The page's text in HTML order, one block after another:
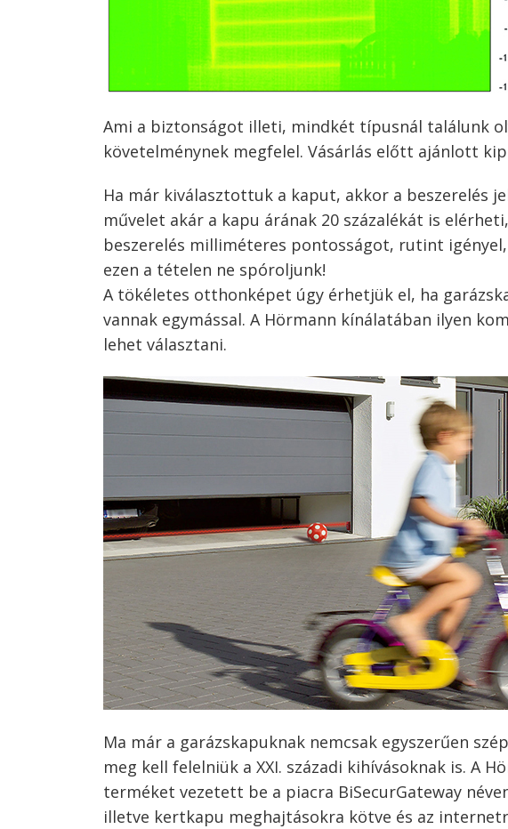
Ami a biztonságot illeti, mindkét típusnál találunk
követelménynek megfelel. Vásárlás előtt ajánlott
Ha már kiválasztottuk a kaput, akkor a beszerelés
művelet akár a kapu árának 20 százalékát is
beszerelés milliméteres pontosságot, rutint
ezen a tételen ne spóroljunk!
A tökéletes otthonképet úgy érhetjük el, ha
vannak egymással. A Hörmann kínálatában ilyen
lehet választani.
Ma már a garázskapuknak nemcsak egyszerűen
meg kell felelniük a XXI. századi kihívásoknak is. A
terméket vezetett be a piacra BiSecurGateway
illetve kertkapu meghajtásokra kötve és az